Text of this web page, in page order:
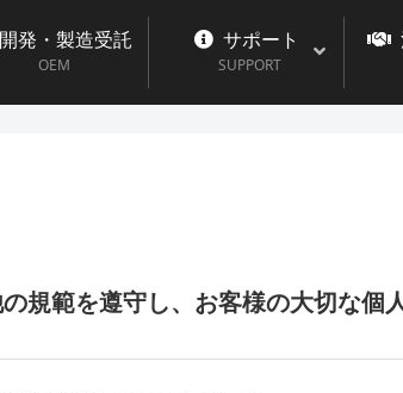
開発・製造受託
OEM
サポート
SUPPORT
規範を遵守し、お客様の大切な個